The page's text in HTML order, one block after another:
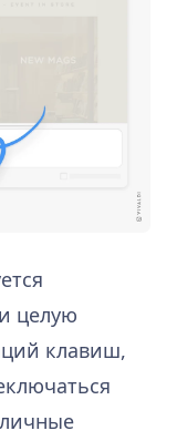
целую
клавиш,